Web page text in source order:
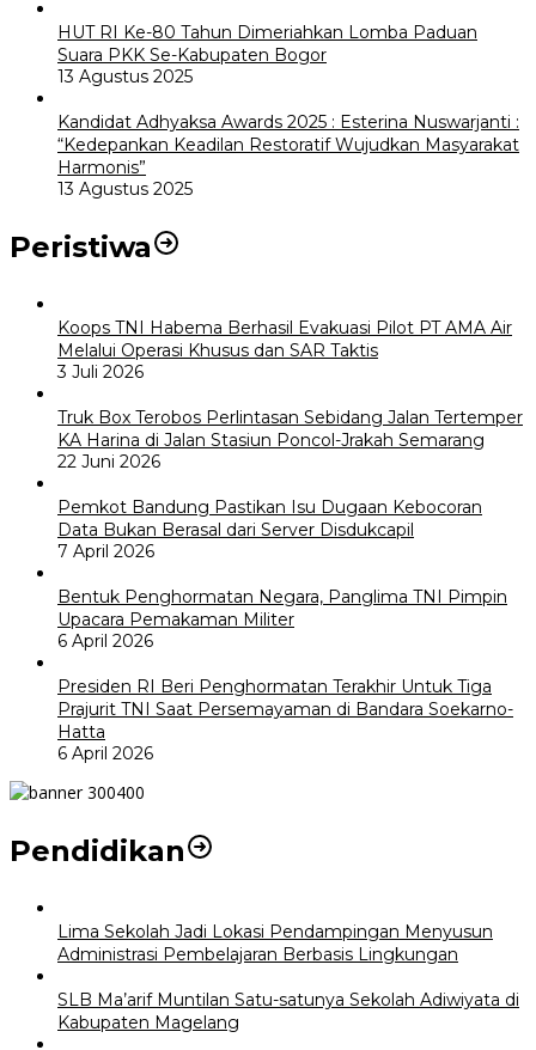
HUT RI Ke-80 Tahun Dimeriahkan Lomba Paduan
Suara PKK Se-Kabupaten Bogor
13 Agustus 2025
Kandidat Adhyaksa Awards 2025 : Esterina Nuswarjanti :
“Kedepankan Keadilan Restoratif Wujudkan Masyarakat
Harmonis”
13 Agustus 2025
Peristiwa
Koops TNI Habema Berhasil Evakuasi Pilot PT AMA Air
Melalui Operasi Khusus dan SAR Taktis
3 Juli 2026
Truk Box Terobos Perlintasan Sebidang Jalan Tertemper
KA Harina di Jalan Stasiun Poncol-Jrakah Semarang
22 Juni 2026
Pemkot Bandung Pastikan Isu Dugaan Kebocoran
Data Bukan Berasal dari Server Disdukcapil
7 April 2026
Bentuk Penghormatan Negara, Panglima TNI Pimpin
Upacara Pemakaman Militer
6 April 2026
Presiden RI Beri Penghormatan Terakhir Untuk Tiga
Prajurit TNI Saat Persemayaman di Bandara Soekarno-
Hatta
6 April 2026
Pendidikan
Lima Sekolah Jadi Lokasi Pendampingan Menyusun
Administrasi Pembelajaran Berbasis Lingkungan
SLB Ma’arif Muntilan Satu-satunya Sekolah Adiwiyata di
Kabupaten Magelang